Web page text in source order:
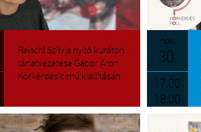
Re­ischl Szil­via nyitó ku­rá­to­ri
tár­lat­ve­ze­té­se Gábor Áron
Kör­kér­dés című ki­ál­lí­tá­sán
nov.
30.
17.00
18.00